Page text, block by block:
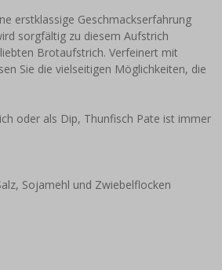
erstklassige Geschmackserfahrung
sorgfältig zu diesem Aufstrich
Brotaufstrich. Verfeinert mit
Sie die vielseitigen Möglichkeiten, die
oder als Dip, Thunfisch Pate ist immer
Sojamehl und Zwiebelflocken